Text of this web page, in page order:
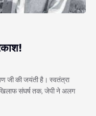
जी की जयंती है। स्वतंत्रा
संघर्ष तक, जेपी ने अलग